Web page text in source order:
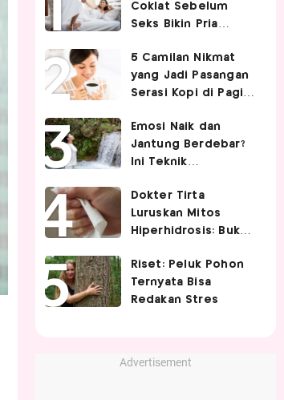
Coklat Sebelum
Seks Bikin Pria
Cek 5 Faktanya
5 Camilan Nikmat
yang Jadi Pasangan
Serasi Kopi di Pagi
Emosi Naik dan
Jantung Berdebar?
Ini Teknik
Bisa Bantu Tubuh
Lebih Tenang
Dokter Tirta
Luruskan Mitos
Hiperhidrosis: Bukan
Jantung, tapi Saraf
Simpatis Berlebihan
Riset: Peluk Pohon
Ternyata Bisa
Redakan Stres
Advertisement